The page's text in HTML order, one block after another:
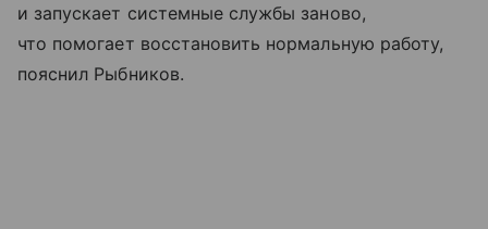
и запускает системные службы заново,
что помогает восстановить нормальную работу,
пояснил Рыбников.